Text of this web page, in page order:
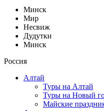
Минск
Мир
Несвиж
Дудутки
Минск
Россия
Алтай
Туры на Алтай
Туры на Новый
Майские